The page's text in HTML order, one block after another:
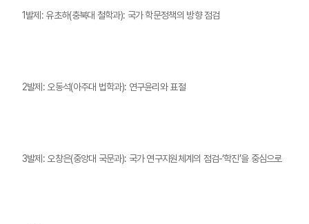
1발제: 유초하(충북대 철학과): 국가 학문정책의 방향 점검
2발제: 오동석(아주대 법학과): 연구윤리와 표절
3발제: 오창은(중앙대 국문과): 국가 연구지원체계의 점검-‘학진’을 중심으로